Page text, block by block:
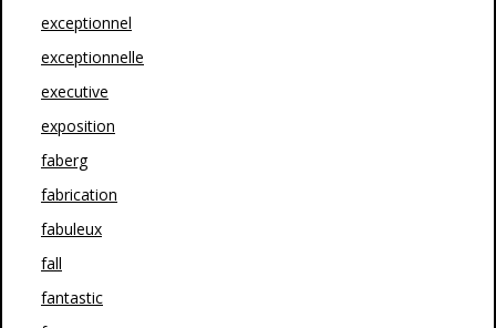
exceptionnel
exceptionnelle
executive
exposition
faberg
fabrication
fabuleux
fall
fantastic